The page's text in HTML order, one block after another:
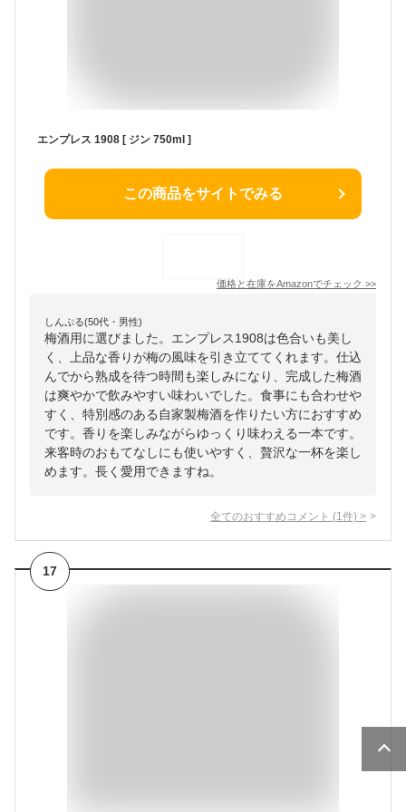
エンプレス 1908 [ ジン 750ml ]
この商品をサイトでみる
価格と在庫をAmazonでチェック >>
しんぷる(50代・男性)
梅酒用に選びました。エンプレス1908は色合いも美し
く、上品な香りが梅の風味を引き立ててくれます。仕込
んでから熟成を待つ時間も楽しみになり、完成した梅酒
は爽やかで飲みやすい味わいでした。食事にも合わせや
すく、特別感のある自家製梅酒を作りたい方におすすめ
です。香りを楽しみながらゆっくり味わえる一本です。
来客時のおもてなしにも使いやすく、贅沢な一杯を楽し
めます。長く愛用できますね。
全てのおすすめコメント (1 件) >
17